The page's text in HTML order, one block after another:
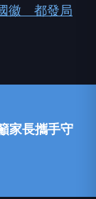
徽 都發局
家長攜手守